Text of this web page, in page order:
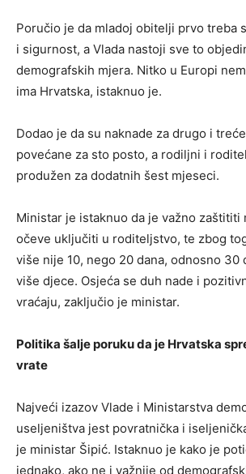
Poručio je da mladoj obitelji prvo treba
i sigurnost, a Vlada nastoji sve to
demografskih mjera. Nitko u Europi
ima Hrvatska, istaknuo je.
Dodao je da su naknade za drugo i
povećane za sto posto, a rodiljni i
produžen za dodatnih šest mjeseci.
Ministar je istaknuo da je važno zaštititi
očeve uključiti u roditeljstvo, te zbog
više nije 10, nego 20 dana, odnosno 30
više djece. Osjeća se duh nade i
vraćaju, zaključio je ministar.
Politika šalje poruku da je Hrvatska
vrate
Najveći izazov Vlade i Ministarstva
useljeništva jest povratnička i
je ministar Šipić. Istaknuo je kako je
jednako, ako ne i važnije od